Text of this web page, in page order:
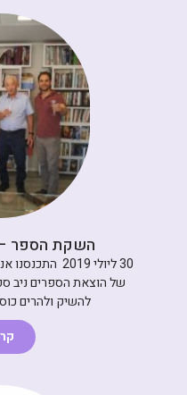
השקת הספר
30 ליולי
של הוצאת הספרים ניב
להשיק ולהרים